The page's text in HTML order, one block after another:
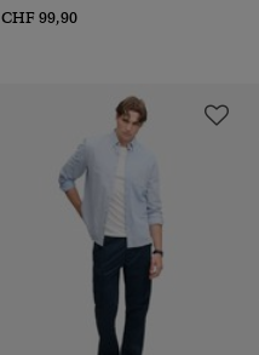
CHF 99,90